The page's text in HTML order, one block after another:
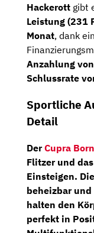
Hackerott gibt
Leistung (231
Monat, dank
Anzahlung
Schlussrate
Sportliche
Detail
DerCupra Born
Flitzer und
Einsteigen. Die
beheizbar
halten den
perfekt in